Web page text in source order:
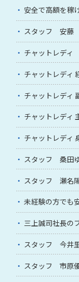
安全で高額を稼
スタッフ 安藤
チャットレデ
チャットレディ
チャットレディ
チャットレディ
チャットレディ
スタッフ 桑田
スタッフ 瀬名
未経験の方でも
三上誠司社長の
スタッフ 今井
スタッフ 市原